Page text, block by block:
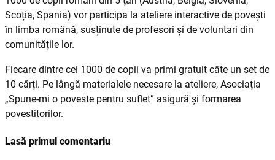
Scoția, Spania) vor participa la ateliere interactive de povești
în limba română, susținute de profesori și de voluntari din
comunitățile lor.
Fiecare dintre cei 1000 de copii va primi gratuit câte un set de
10 cărți. Pe lângă materialele necesare la ateliere, Asociația
„Spune-mi o poveste pentru suflet” asigură și formarea
povestitorilor.
Lasă primul comentariu